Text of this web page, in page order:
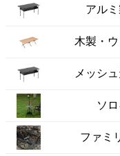
アル
木製・
メッシ
ソ
ファミ